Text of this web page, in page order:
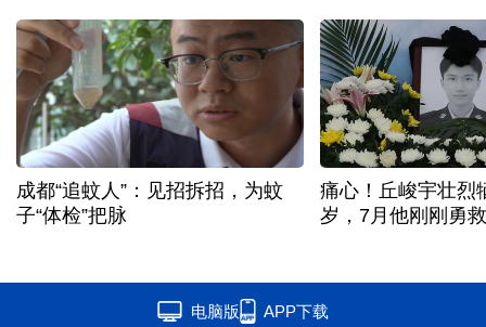
成都“追蚊人”：见招拆招，为蚊
子“体检”把脉
痛心！丘峻宇壮烈
岁，7月他刚刚勇
电脑版 APP下载